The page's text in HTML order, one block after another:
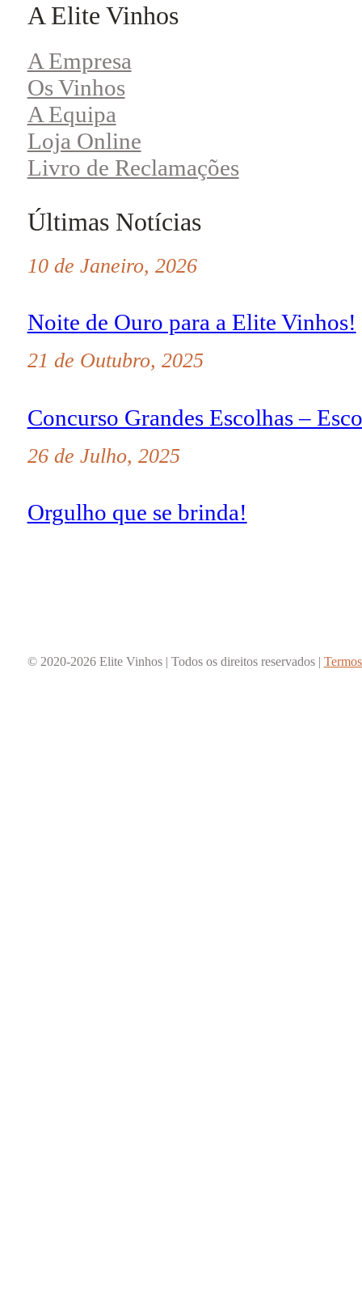
A Elite Vinhos
A Empresa
Os Vinhos
A Equipa
Loja Online
Livro de Reclamações
Últimas Notícias
10 de Janeiro, 2026
Noite de Ouro para a Elite Vinhos!
21 de Outubro, 2025
Concurso Grandes Escolhas –
26 de Julho, 2025
Orgulho que se brinda!
© 2020-2026 Elite Vinhos | Todos os direitos reservados |